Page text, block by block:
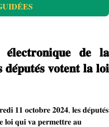
𝐞́𝐥𝐞𝐜𝐭𝐫𝐨𝐧𝐢𝐪𝐮𝐞 𝐝𝐞 𝐥𝐚
𝐯𝐨𝐭𝐞𝐧𝐭 𝐥𝐚 𝐥𝐨𝐢
𝟏𝟏 𝐨𝐜𝐭𝐨𝐛𝐫𝐞 𝟐𝟎𝟐𝟒, 𝐥𝐞𝐬 𝐝𝐞́𝐩𝐮𝐭𝐞́𝐬
𝐪𝐮𝐢 𝐯𝐚 𝐩𝐞𝐫𝐦𝐞𝐭𝐭𝐫𝐞 𝐚𝐮